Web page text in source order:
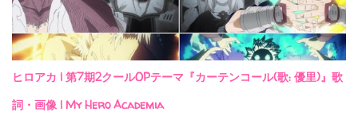
ヒロアカ | 第7期2クールOPテーマ『カーテンコール(歌: 優里)』歌
詞・画像 | My Hero Academia